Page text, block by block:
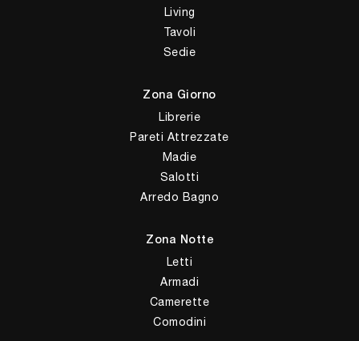
Living
Tavoli
Sedie
Zona Giorno
Librerie
Pareti Attrezzate
Madie
Salotti
Arredo Bagno
Zona Notte
Letti
Armadi
Camerette
Comodini